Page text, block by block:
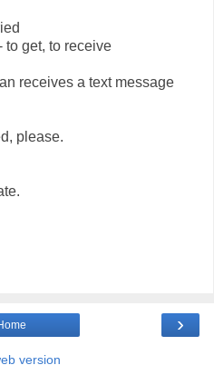
to get, to receive
receives a text message
please.
›
version